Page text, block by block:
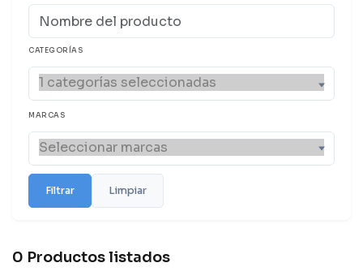
CATEGORÍAS
MARCAS
Filtrar Limpiar
0 Productos listados